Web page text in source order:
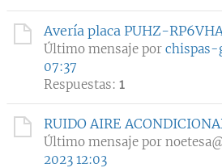
Avería placa PUHZ-
Último mensaje por chispas-
07:37
Respuestas: 1
RUIDO AIRE
Último mensaje por
2023 12:03